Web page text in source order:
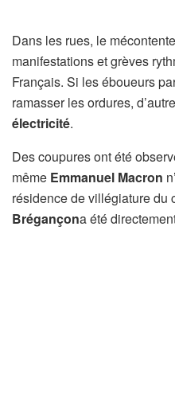
Dans les rues, le
manifestations et grèves
Français. Si les éboueurs
ramasser les ordures,
électricité.
Des coupures ont été
même Emmanuel Macron
résidence de villégiature du
Brégançona été